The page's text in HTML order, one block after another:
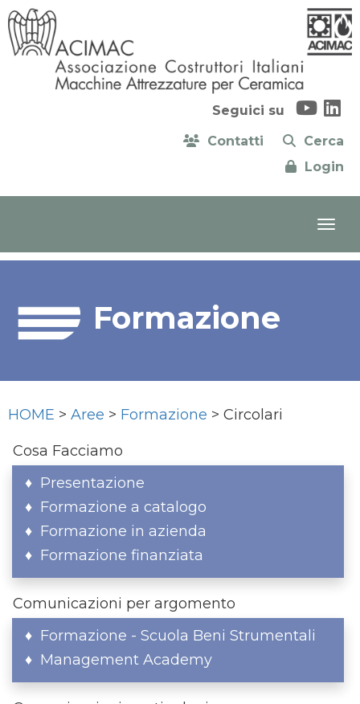
Seguici su
Contatti
Cerca
Login
Formazione
HOME > Aree > Formazione > Circolari
Cosa Facciamo
Presentazione
Formazione a catalogo
Formazione in azienda
Formazione finanziata
Comunicazioni per argomento
Formazione - Scuola Beni Strumentali
Management Academy